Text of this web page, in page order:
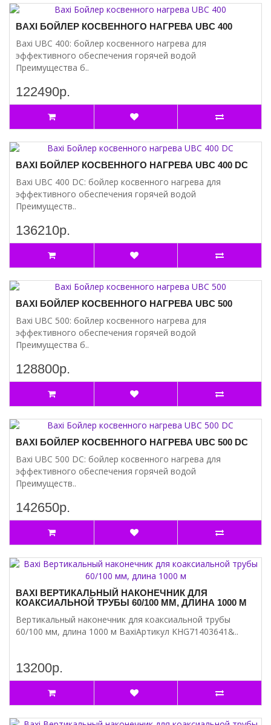
BAXI БОЙЛЕР КОСВЕННОГО НАГРЕВА UBC 400
Baxi UBC 400: бойлер косвенного нагрева для
эффективного обеспечения горячей водой
Преимущества б..
122490р.
BAXI БОЙЛЕР КОСВЕННОГО НАГРЕВА UBC 400 DC
Baxi UBC 400 DC: бойлер косвенного нагрева для
эффективного обеспечения горячей водой
Преимуществ..
136210р.
BAXI БОЙЛЕР КОСВЕННОГО НАГРЕВА UBC 500
Baxi UBC 500: бойлер косвенного нагрева для
эффективного обеспечения горячей водой
Преимущества б..
128800р.
BAXI БОЙЛЕР КОСВЕННОГО НАГРЕВА UBC 500 DC
Baxi UBC 500 DC: бойлер косвенного нагрева для
эффективного обеспечения горячей водой
Преимуществ..
142650р.
BAXI ВЕРТИКАЛЬНЫЙ НАКОНЕЧНИК ДЛЯ
КОАКСИАЛЬНОЙ ТРУБЫ 60/100 ММ, ДЛИНА 1000 М
Вертикальный наконечник для коаксиальной трубы
60/100 мм, длина 1000 м BaxiАртикул KHG71403641&..
13200р.